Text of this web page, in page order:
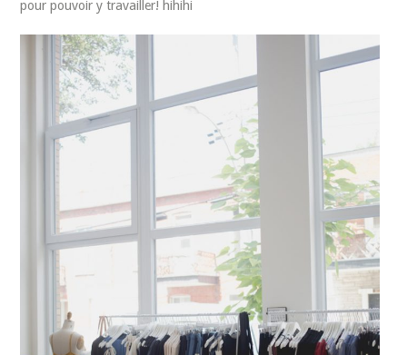
pour pouvoir y travailler! hihihi